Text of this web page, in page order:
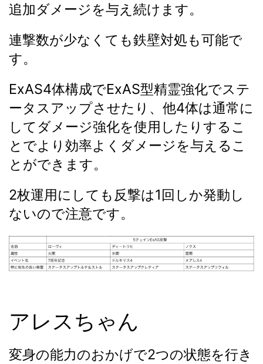
追加ダメージを与え続けます。
連撃数が少なくても鉄壁対処も可能で
す。
ExAS4体構成でExAS型精霊強化でステ
ータスアップさせたり、他4体は通常に
してダメージ強化を使用したりするこ
とでより効率よくダメージを与えるこ
とができます。
2枚運用にしても反撃は1回しか発動し
ないので注意です。
アレスちゃん
変身の能力のおかげで2つの状態を行き